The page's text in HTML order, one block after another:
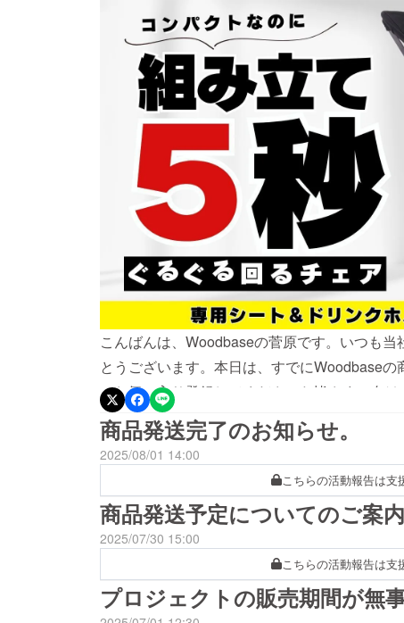
こんばんは、Woodbaseの菅原です。いつも
とうございます。本日は、すでにWoodbase
にお気に入り登録してくださった皆さまに向
す。それが新モデル 「GuruGuru Chair 3」 で
⸻◎ わずか5秒でセット完了フレームとシー
げるだけ”で設営が完了。面倒な組み立てが一
す。◎ 360°回転で驚くほど便利に焚き火の向
撮りたいとき…椅子を持ち上げたり動かしたり
転換できます。前作に続き、この「動ける快
パクトなのにしっかり安定軽量＆持ち運びや
感が高く、長時間座っても疲れにくい設計。
く届いています。◎ 新搭載のドリンクホルダ
商品発送完了のお知らせ。
2025/08/01 14:00
こちらの活動報告は支
商品発送予定についてのご案内
2025/07/30 15:00
こちらの活動報告は支
プロジェクトの販売期間が無